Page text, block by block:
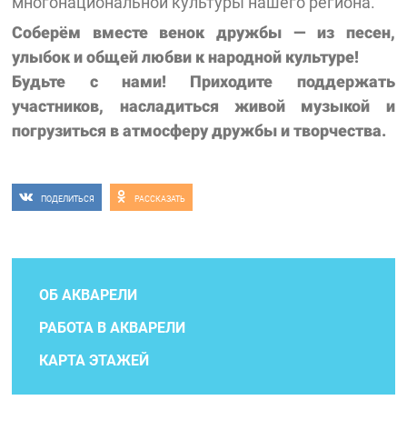
Соберём вместе венок дружбы — из песен,
улыбок и общей любви к народной культуре!
Будьте с нами! Приходите поддержать
участников, насладиться живой музыкой и
погрузиться в атмосферу дружбы и творчества.
ПОДЕЛИТЬСЯ РАССКАЗАТЬ
ОБ АКВАРЕЛИ
РАБОТА В АКВАРЕЛИ
КАРТА ЭТАЖЕЙ